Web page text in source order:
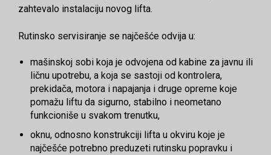
zahtevalo instalaciju novog lifta.
Rutinsko servisiranje se najčešće odvija u:
mašinskoj sobi koja je odvojena od kabine za javnu ili
ličnu upotrebu, a koja se sastoji od kontrolera,
prekidača, motora i napajanja i druge opreme koje
pomažu liftu da sigurno, stabilno i neometano
funkcioniše u svakom trenutku,
oknu, odnosno konstrukciji lifta u okviru koje je
najčešće potrebno preduzeti rutinsku popravku i